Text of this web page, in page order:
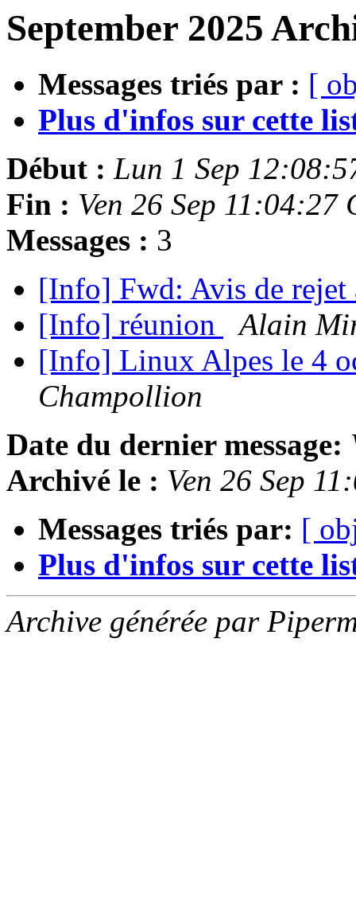
September 2025
Messages triés par : [
Plus d'infos sur cette
Début : Lun 1 Sep
Fin : Ven 26 Sep 11:04:27
Messages : 3
[Info] Fwd: Avis de
[Info] réunion
Alain
[Info] Linux Alpes le 4
Champollion
Date du dernier message:
Archivé le : Ven 26 Sep
Messages triés par: [
Plus d'infos sur cette
Archive générée par